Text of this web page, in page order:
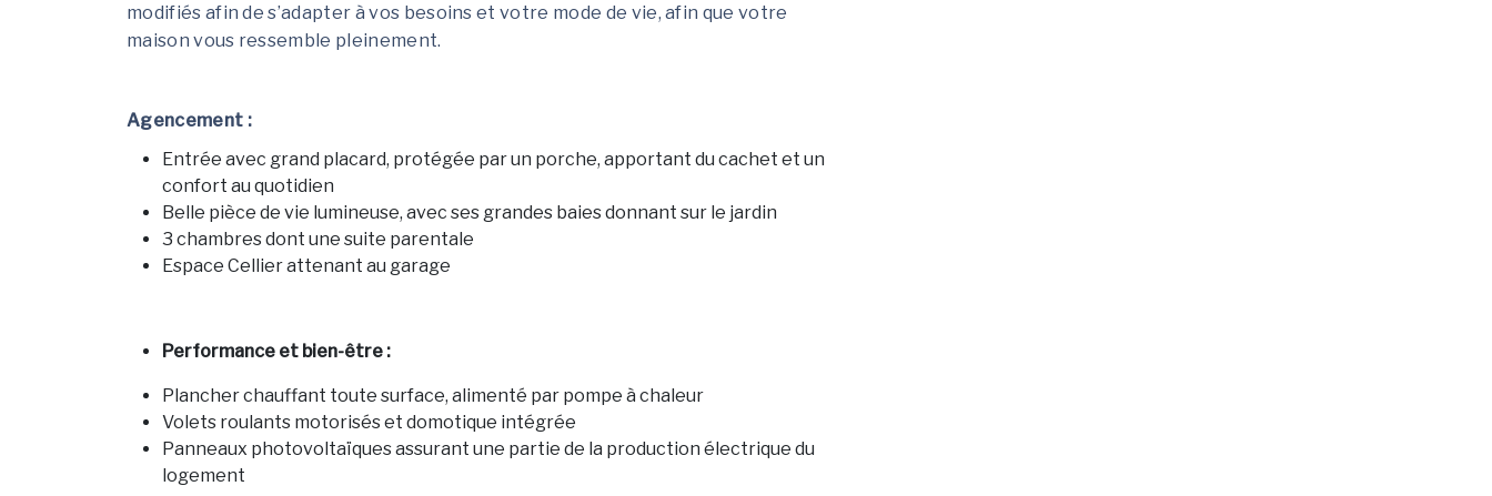
modifiés afin de s’adapter à vos besoins et votre mode de vie, afin que votre
maison vous ressemble pleinement.
Agencement :
Entrée avec grand placard, protégée par un porche, apportant du cachet et un
confort au quotidien
Belle pièce de vie lumineuse, avec ses grandes baies donnant sur le jardin
3 chambres dont une suite parentale
Espace Cellier attenant au garage
Performance et bien-être :
Plancher chauffant toute surface, alimenté par pompe à chaleur
Volets roulants motorisés et domotique intégrée
Panneaux photovoltaïques assurant une partie de la production électrique du
logement